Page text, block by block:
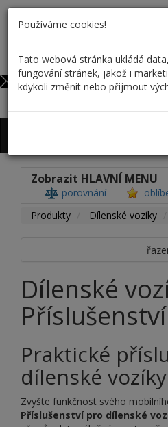
603 546 613
obchod@op-profi.cz
Zobrazit HLAVNÍ MENU
porovnání
Produkty
Dílenské vozíky
Dílenské
Příslušenství
Praktické
dílenské vozíky
Zvyšte funkčnost svého
Příslušenství pro dílenské
Používáme cookies!
Tato webová stránka ukládá
fungování stránek, jakož i
kdykoli změnit nebo přijmout